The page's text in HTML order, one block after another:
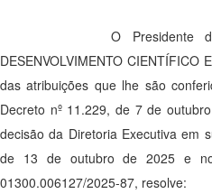
O Presidente do
DESENVOLVIMENTO CIENTÍFICO
das atribuições que lhe são
Decreto nº 11.229, de 7 de
decisão da Diretoria Executiva em
de 13 de outubro de 2025 e
01300.006127/2025-87, resolve: